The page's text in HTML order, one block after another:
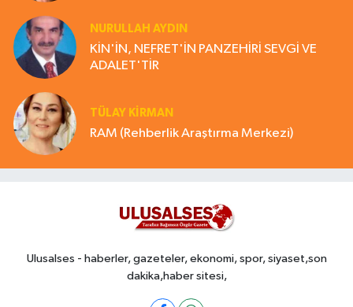
NURULLAH AYDIN
KİN'İN, NEFRET'İN PANZEHİRİ SEVGİ VE
ADALET'TİR
TÜLAY KİRMAN
RAM (Rehberlik Araştırma Merkezi)
Ulusalses - haberler, gazeteler, ekonomi, spor, siyaset,son
dakika,haber sitesi,